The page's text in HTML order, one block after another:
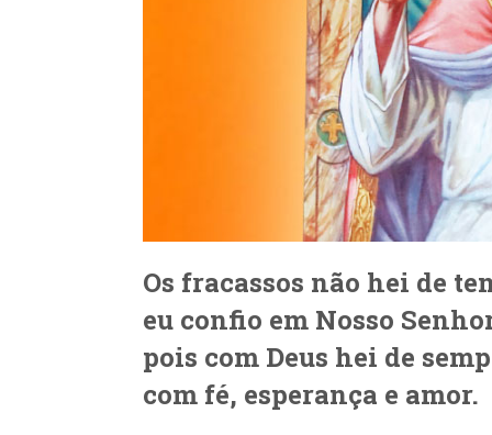
Os fracassos não hei de
eu confio em Nosso
pois com Deus hei de
com fé, esperança e amor.